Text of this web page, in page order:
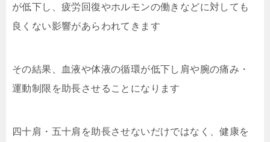
が低下し、疲労回復やホルモンの働きなどに対しても
良くない影響があらわれてきます
その結果、血液や体液の循環が低下し肩や腕の痛み・
運動制限を助長させることになります
四十肩・五十肩を助長させないだけではなく、健康を